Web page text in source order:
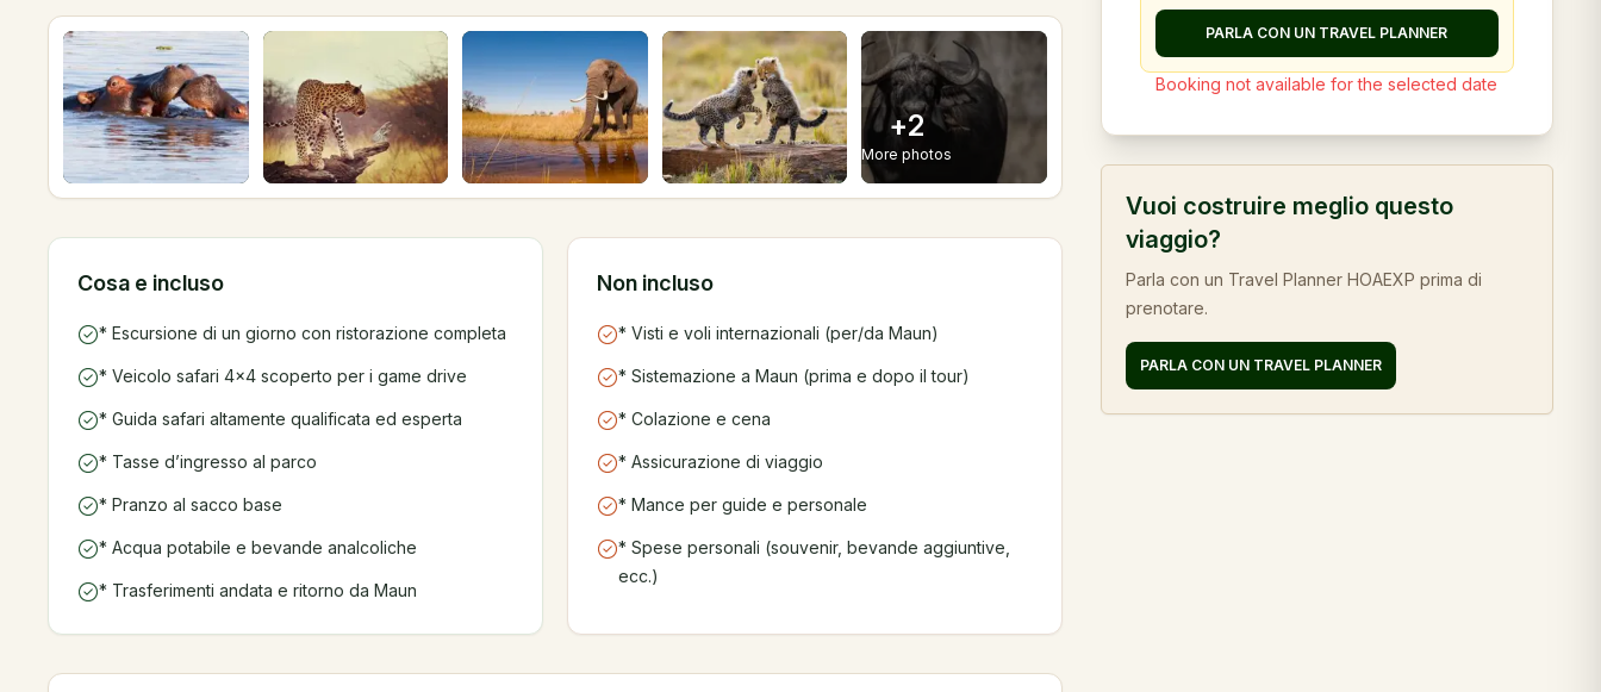
+2
More photos
Cosa e incluso
* Escursione di un giorno con ristorazione completa
* Veicolo safari 4×4 scoperto per i game drive
* Guida safari altamente qualificata ed esperta
* Tasse d’ingresso al parco
* Pranzo al sacco base
* Acqua potabile e bevande analcoliche
* Trasferimenti andata e ritorno da Maun
Non incluso
* Visti e voli internazionali (per/da Maun)
* Sistemazione a Maun (prima e dopo il tour)
* Colazione e cena
* Assicurazione di viaggio
* Mance per guide e personale
* Spese personali (souvenir, bevande aggiuntive,
ecc.)
PARLA CON UN TRAVEL PLANNER
Booking not available for the selected date
Vuoi costruire meglio questo
viaggio?
Parla con un Travel Planner HOAEXP prima di
prenotare.
PARLA CON UN TRAVEL PLANNER